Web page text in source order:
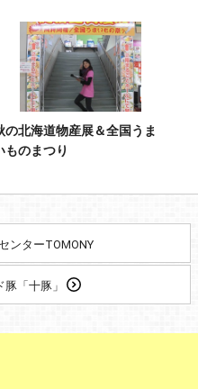
の北海道物産展＆全国うま
ものまつり
ンターTOMONY
「十豚」